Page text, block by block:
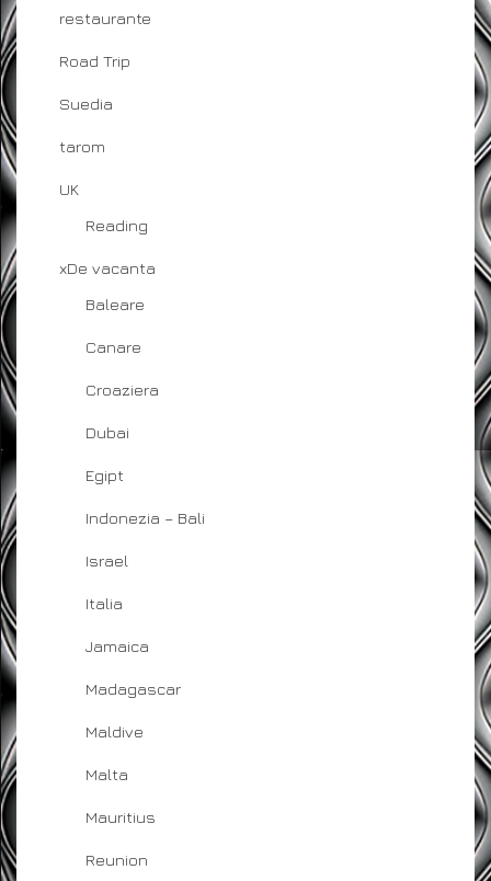
restaurante
Road Trip
Suedia
tarom
UK
Reading
xDe vacanta
Baleare
Canare
Croaziera
Dubai
Egipt
Indonezia – Bali
Israel
Italia
Jamaica
Madagascar
Maldive
Malta
Mauritius
Reunion